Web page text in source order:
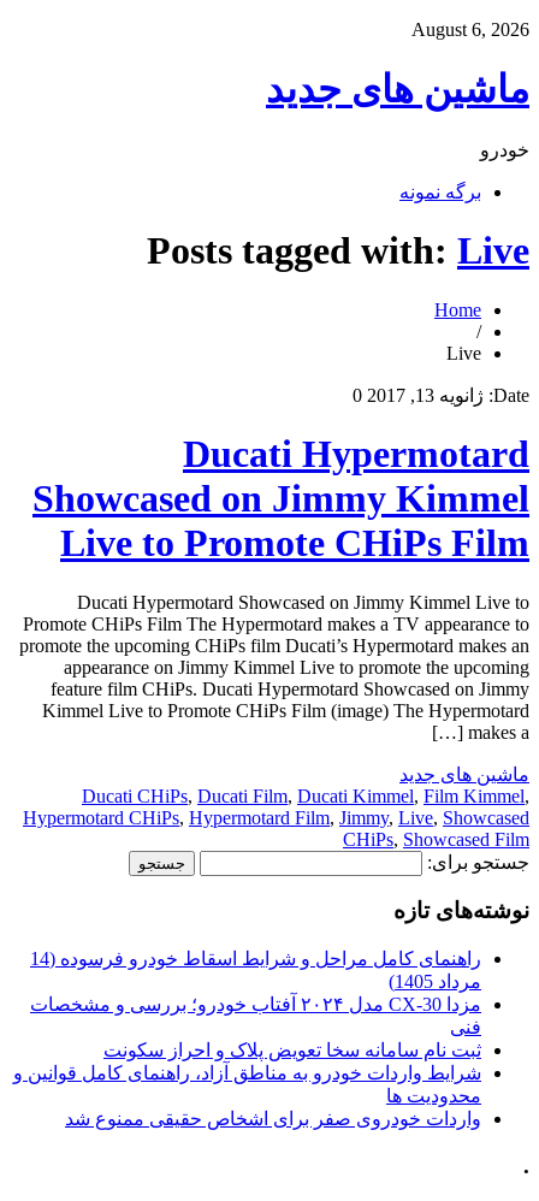
August 6, 2026
ماشین های جدید
خودرو
برگه نمونه
Posts tagged with: Live
Home
/
Live
Date: ژانویه 13, 2017 0
Ducati Hypermotard
Showcased on Jimmy Kimmel
Live to Promote CHiPs Film
Ducati Hypermotard Showcased on Jimmy Kimmel Live to
Promote CHiPs Film The Hypermotard makes a TV appearance to
promote the upcoming CHiPs film Ducati’s Hypermotard makes an
appearance on Jimmy Kimmel Live to promote the upcoming
feature film CHiPs. Ducati Hypermotard Showcased on Jimmy
Kimmel Live to Promote CHiPs Film (image) The Hypermotard
makes a […]
ماشین های جدید
Ducati CHiPs, Ducati Film, Ducati Kimmel, Film Kimmel,
Hypermotard CHiPs, Hypermotard Film, Jimmy, Live, Showcased
CHiPs, Showcased Film
جستجو برای:
نوشته‌های تازه
راهنمای کامل مراحل و شرایط اسقاط خودرو فرسوده (14
مرداد 1405)
مزدا CX-30 مدل ۲۰۲۴ آفتاب خودرو؛ بررسی و مشخصات
فنی
ثبت نام سامانه سخا تعویض پلاک و احراز سکونت
شرایط واردات خودرو به مناطق آزاد، راهنمای کامل قوانین و
محدودیت ها
واردات خودروی صفر برای اشخاص حقیقی ممنوع شد
.